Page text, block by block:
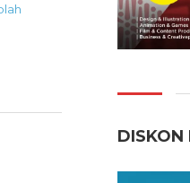
DISKON